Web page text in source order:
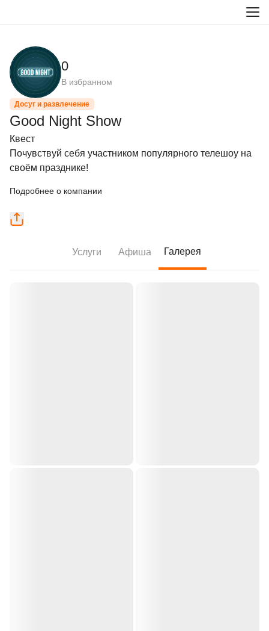
0
В избранном
Досуг и развлечение
Good Night Show
Квест
Почувствуй себя участником популярного телешоу на
своём празднике!
Подробнее о компании
Услуги Афиша Галерея